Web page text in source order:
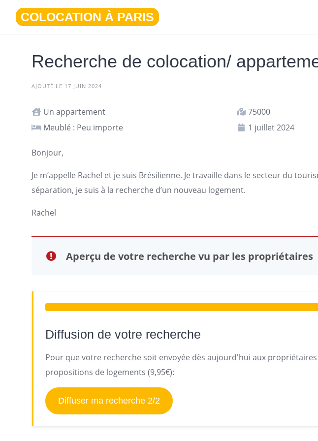
contenu
COLOCATION À PARIS
Recherche de colocation/
AJOUTÉ LE 17 JUIN 2024
Un appartement
75000
Meublé : Peu importe
1 juillet 2024
Bonjour,
Je m’appelle Rachel et je suis Brésilienne. Je travaille dans le secteur du
séparation, je suis à la recherche d’un nouveau logement.
Rachel
Aperçu de votre recherche vu par les propriétaires
Diffusion de votre recherche
Pour que votre recherche soit envoyée dès aujourd'hui aux
propositions de logements (9,95€):
Diffuser ma recherche 2/2